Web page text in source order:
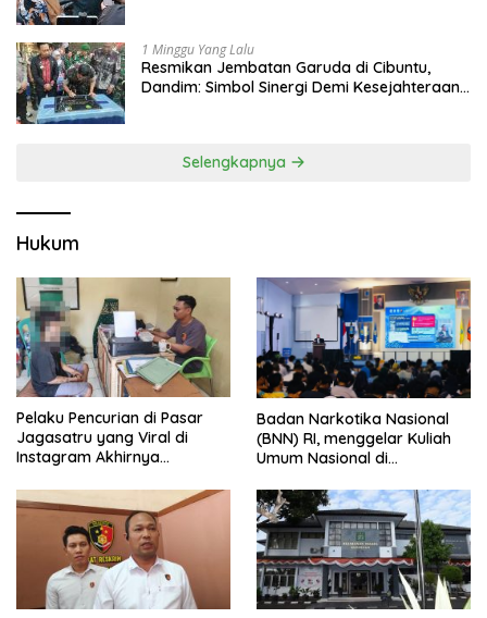
1 Minggu Yang Lalu
Resmikan Jembatan Garuda di Cibuntu,
Dandim: Simbol Sinergi Demi Kesejahteraan
Selengkapnya
Hukum
Pelaku Pencurian di Pasar
Jagasatru yang Viral di
Instagram Akhirnya
Badan Narkotika Nasional
(BNN) RI, menggelar Kuliah
Umum Nasional di